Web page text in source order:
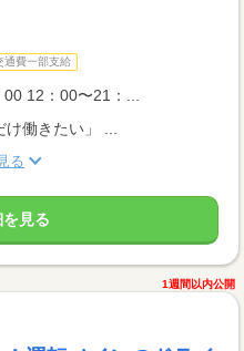
通費一部支給
12：00〜21：...
働きたい」 ...
る
見る
1週間以内公開